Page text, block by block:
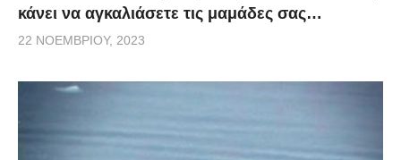
κάνει να αγκαλιάσετε τις μαμάδες σας…
22 ΝΟΕΜΒΡΊΟΥ, 2023